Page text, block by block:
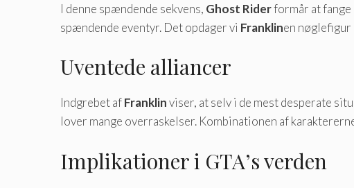
I denne spændende sekvens, Ghost Riderformår at
spændende eventyr. Det opdager vi Franklinen
Uventede alliancer
Indgrebet afFranklinviser, at selv i de mest desperate
lover mange overraskelser. Kombinationen af
Implikationer i GTA’s verden